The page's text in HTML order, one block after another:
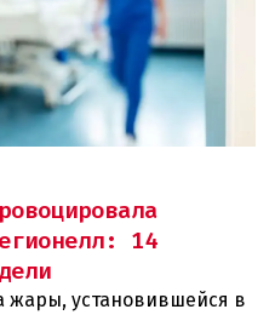
14
жары, установившейся в